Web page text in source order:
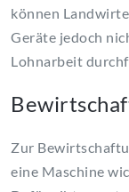
können
Geräte jedoch
Lohnarbeit
Zur
eine Maschine